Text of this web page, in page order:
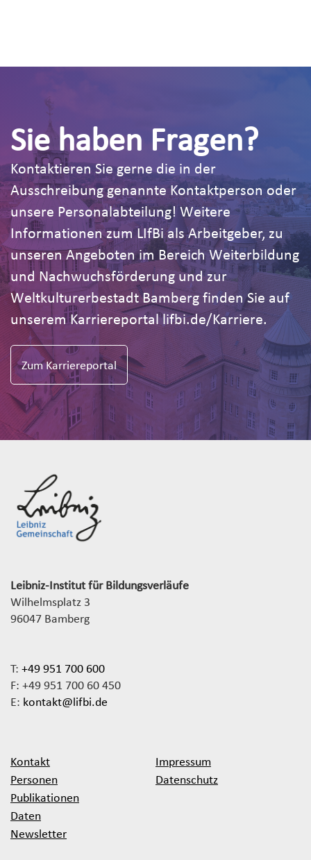
Sie haben Fragen?
Kontaktieren Sie gerne die in der
Ausschreibung genannte Kontaktperson oder
unsere Personalabteilung! Weitere
Informationen zum LIfBi als Arbeitgeber, zu
unseren Angeboten im Bereich Weiterbildung
und Nachwuchsförderung und zur
Weltkulturerbestadt Bamberg finden Sie auf
unserem Karriereportal lifbi.de/Karriere.
Zum Karriereportal
Leibniz-Institut für Bildungsverläufe
Wilhelmsplatz 3
96047 Bamberg
T: +49 951 700 600
F: +49 951 700 60 450
E: kontakt@lifbi.de
Kontakt
Personen
Publikationen
Daten
Newsletter
Impressum
Datenschutz